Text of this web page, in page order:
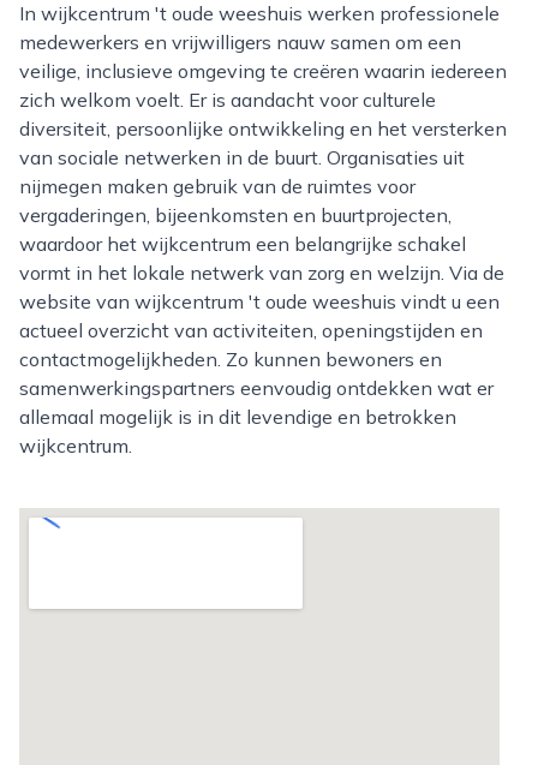
In wijkcentrum 't oude weeshuis werken professionele
medewerkers en vrijwilligers nauw samen om een
veilige, inclusieve omgeving te creëren waarin iedereen
zich welkom voelt. Er is aandacht voor culturele
diversiteit, persoonlijke ontwikkeling en het versterken
van sociale netwerken in de buurt. Organisaties uit
nijmegen maken gebruik van de ruimtes voor
vergaderingen, bijeenkomsten en buurtprojecten,
waardoor het wijkcentrum een belangrijke schakel
vormt in het lokale netwerk van zorg en welzijn. Via de
website van wijkcentrum 't oude weeshuis vindt u een
actueel overzicht van activiteiten, openingstijden en
contactmogelijkheden. Zo kunnen bewoners en
samenwerkingspartners eenvoudig ontdekken wat er
allemaal mogelijk is in dit levendige en betrokken
wijkcentrum.